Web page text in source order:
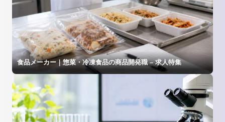
食品メーカー｜惣菜・冷凍食品の商品開発職 – 求人特集